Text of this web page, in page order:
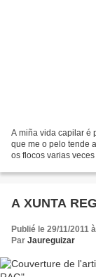
A miña vida capilar é
que me o pelo tende
os flocos varias
A XUNTA
Publié le 29/11/2011
Par Jaureguizar